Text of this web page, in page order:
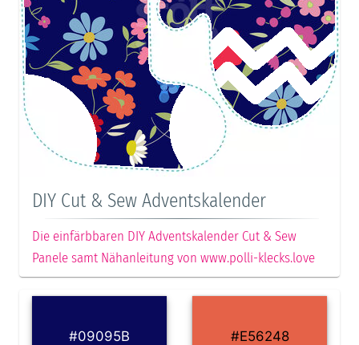
DIY Cut & Sew Adventskalender
Die einfärbbaren DIY Adventskalender Cut & Sew
Panele samt Nähanleitung von www.polli-klecks.love
#09095B #E56248